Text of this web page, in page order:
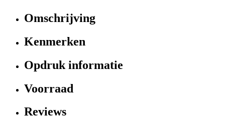
Omschrijving
Kenmerken
Opdruk informatie
Voorraad
Reviews